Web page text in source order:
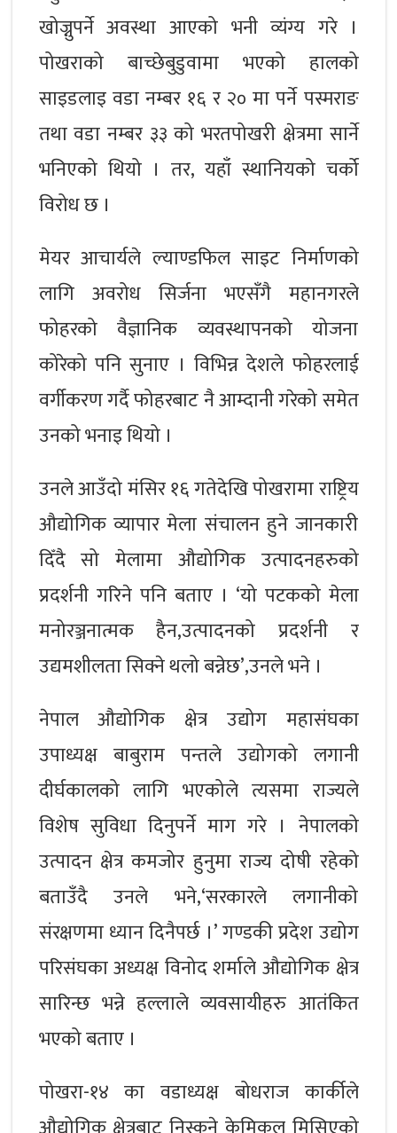
खोज्नुपर्ने अवस्था आएको भनी व्यंग्य गरे ।
पोखराको बाच्छेबुडुवामा भएको हालको
साइडलाइ वडा नम्बर १६ र २० मा पर्ने पस्मराङ
तथा वडा नम्बर ३३ को भरतपोखरी क्षेत्रमा सार्ने
भनिएको थियो । तर, यहाँ स्थानियको चर्को
विरोध छ ।
मेयर आचार्यले ल्याण्डफिल साइट निर्माणको
लागि अवरोध सिर्जना भएसँगै महानगरले
फोहरको वैज्ञानिक व्यवस्थापनको योजना
कोरेको पनि सुनाए । विभिन्न देशले फोहरलाई
वर्गीकरण गर्दै फोहरबाट नै आम्दानी गरेको समेत
उनको भनाइ थियो ।
उनले आउँदो मंसिर १६ गतेदेखि पोखरामा राष्ट्रिय
औद्योगिक व्यापार मेला संचालन हुने जानकारी
दिँदै सो मेलामा औद्योगिक उत्पादनहरुको
प्रदर्शनी गरिने पनि बताए । ‘यो पटकको मेला
मनोरञ्जनात्मक हैन,उत्पादनको प्रदर्शनी र
उद्यमशीलता सिक्ने थलो बन्नेछ’,उनले भने ।
नेपाल औद्योगिक क्षेत्र उद्योग महासंघका
उपाध्यक्ष बाबुराम पन्तले उद्योगको लगानी
दीर्घकालको लागि भएकोले त्यसमा राज्यले
विशेष सुविधा दिनुपर्ने माग गरे । नेपालको
उत्पादन क्षेत्र कमजोर हुनुमा राज्य दोषी रहेको
बताउँदै उनले भने,‘सरकारले लगानीको
संरक्षणमा ध्यान दिनैपर्छ ।’ गण्डकी प्रदेश उद्योग
परिसंघका अध्यक्ष विनोद शर्माले औद्योगिक क्षेत्र
सारिन्छ भन्ने हल्लाले व्यवसायीहरु आतंकित
भएको बताए ।
पोखरा-१४ का वडाध्यक्ष बोधराज कार्कीले